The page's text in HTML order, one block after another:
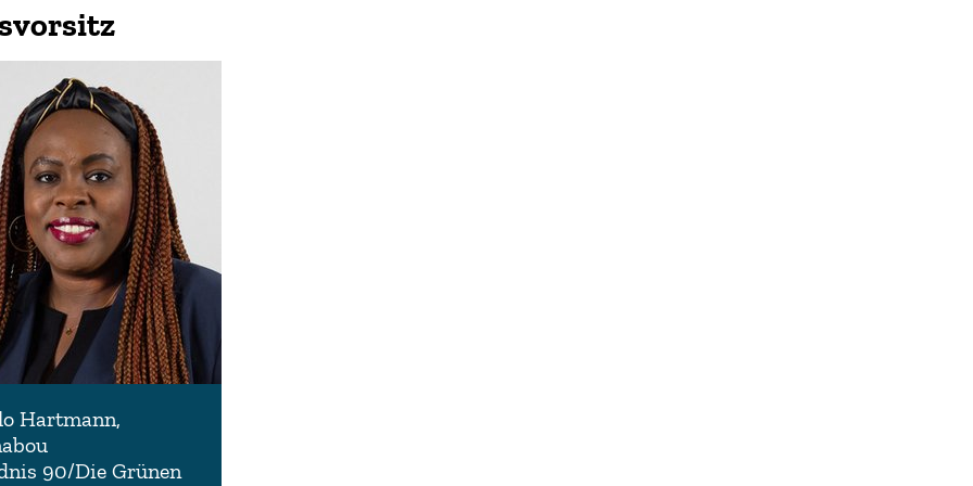
Hartmann,
90/Die Grünen